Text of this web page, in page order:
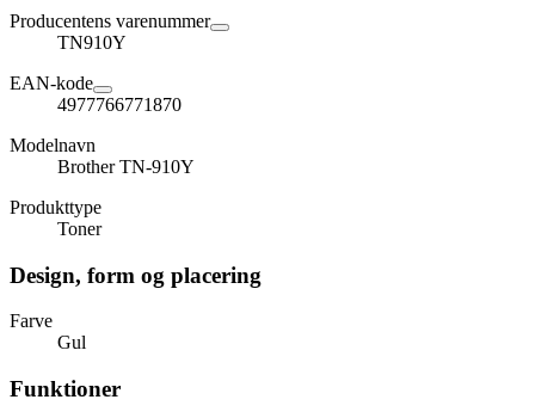
Producentens varenummer
TN910Y
EAN-kode
4977766771870
Modelnavn
Brother TN-910Y
Produkttype
Toner
Design, form og placering
Farve
Gul
Funktioner